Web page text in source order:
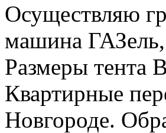
Осуществляю
машина ГАЗель,
Размеры тента
Квартирные
Новгороде.